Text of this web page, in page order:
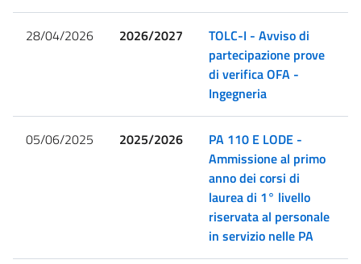
28/04/2026 2026/2027
TOLC-I - Avviso di
partecipazione prove
di verifica OFA -
Ingegneria
05/06/2025 2025/2026
PA 110 E LODE -
Ammissione al primo
anno dei corsi di
laurea di 1° livello
riservata al personale
in servizio nelle PA